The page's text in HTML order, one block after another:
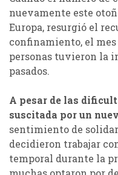
nuevamente este
Europa, resurgió el
confinamiento, el
personas tuvieron la
pasados.
A pesar de las
suscitada por un
sentimiento de
decidieron trabajar
temporal durante la